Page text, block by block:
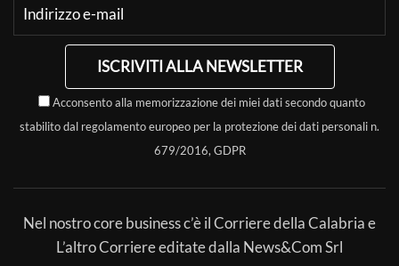
ISCRIVITI ALLA NEWSLETTER
Acconsento alla memorizzazione dei miei dati secondo quanto
stabilito dal regolamento europeo per la protezione dei dati personali n.
679/2016, GDPR
Nel nostro core business c’è il Corriere della Calabria e
L’altro Corriere editate dalla News&Com Srl